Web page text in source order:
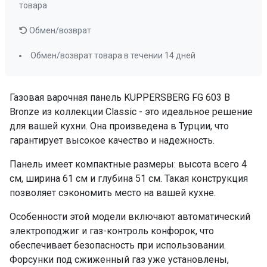
Газовая варочная панель KUPPERSBERG FG 603 B
Bronze из коллекции Classic - это идеальное решение
для вашей кухни. Она произведена в Турции, что
гарантирует высокое качество и надежность.
Панель имеет компактные размеры: высота всего 4
см, ширина 61 см и глубина 51 см. Такая конструкция
позволяет сэкономить место на вашей кухне.
Особенности этой модели включают автоматический
электроподжиг и газ-контроль конфорок, что
обеспечивает безопасность при использовании.
Форсунки под сжиженный газ уже установлены,
товара
Обмен/возврат
Обмен/возврат товара в течении 14 дней